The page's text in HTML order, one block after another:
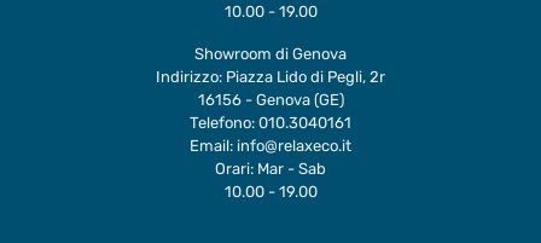
10.00 - 19.00
Showroom di Genova
Indirizzo: Piazza Lido di Pegli, 2r
16156 - Genova (GE)
Telefono: 010.3040161
Email: info@relaxeco.it
Orari: Mar - Sab
10.00 - 19.00